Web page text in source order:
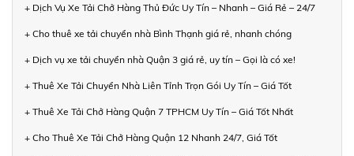
+ Dịch Vụ Xe Tải Chở Hàng Thủ Đức Uy Tín – Nhanh – Giá Rẻ – 24/7
+ Cho thuê xe tải chuyển nhà Bình Thạnh giá rẻ, nhanh chóng
+ Dịch vụ xe tải chuyển nhà Quận 3 giá rẻ, uy tín – Gọi là có xe!
+ Thuê Xe Tải Chuyển Nhà Liên Tỉnh Trọn Gói Uy Tín – Giá Tốt
+ Thuê Xe Tải Chở Hàng Quận 7 TPHCM Uy Tín – Giá Tốt Nhất
+ Cho Thuê Xe Tải Chở Hàng Quận 12 Nhanh 24/7, Giá Tốt